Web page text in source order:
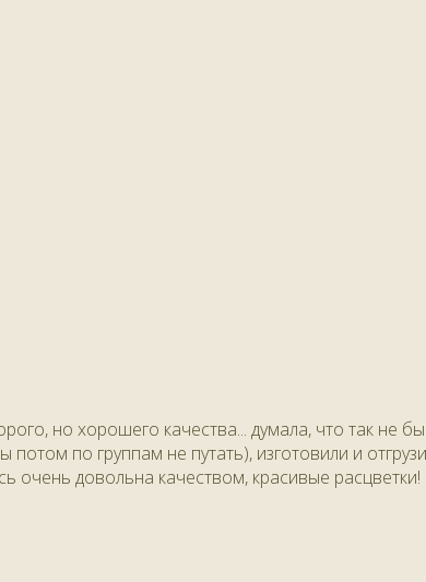
но хорошего качества... думала, что так не
по группам не путать), изготовили и
очень довольна качеством, красивые расцветки!